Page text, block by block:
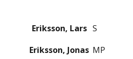
Eriksson, Lars S
Eriksson, Jonas MP